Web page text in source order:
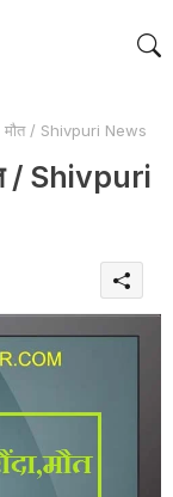
मौत / Shivpuri News
/ Shivpuri